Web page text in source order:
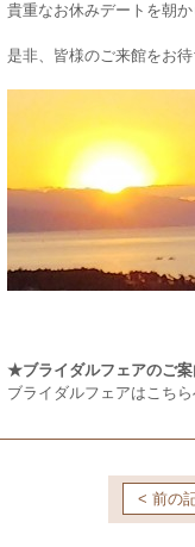
貴重なお休みデートを朝
是非、皆様のご来館をお
★ブライダルフェアのご
ブライダルフェアはこち
< 前の